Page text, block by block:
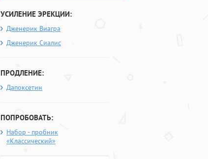
УСИЛЕНИЕ ЭРЕКЦИИ:
Дженерик Виагра
Дженерик Сиалис
ПРОДЛЕНИЕ:
Дапоксетин
ПОПРОБОВАТЬ:
Набор - пробник
«Классический»